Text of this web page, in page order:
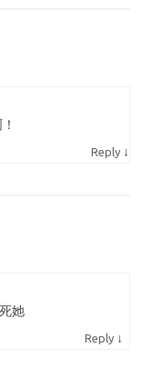
Reply ↓
她
Reply ↓